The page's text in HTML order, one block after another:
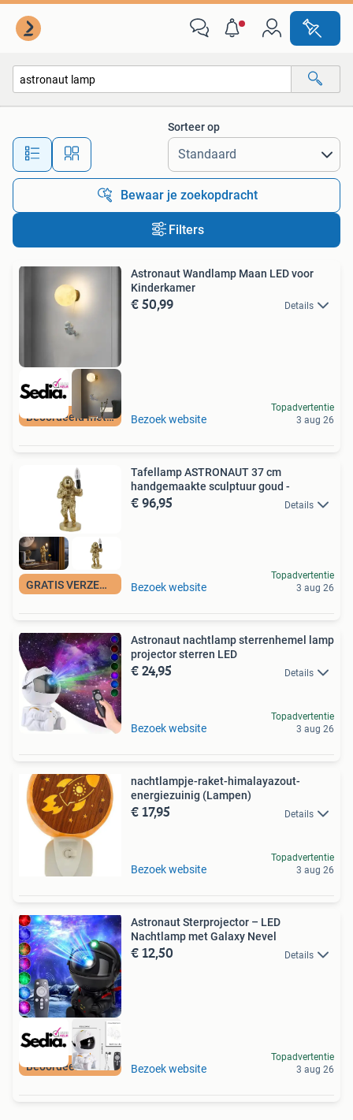
Alle afstanden…
Sorteer op
Bewaar je zoekopdracht
Filters
Beoordeeld met 9+
Astronaut Wandlamp Maan LED voor
Kinderkamer
€ 50,99 Details
Bezoek website
Topadvertentie
3 aug 26
GRATIS VERZENDING
Tafellamp ASTRONAUT 37 cm
handgemaakte sculptuur goud -
€ 96,95 Details
Bezoek website
Topadvertentie
3 aug 26
Astronaut nachtlamp sterrenhemel lamp
projector sterren LED
€ 24,95 Details
Bezoek website
Topadvertentie
3 aug 26
nachtlampje-raket-himalayazout-
energiezuinig (Lampen)
€ 17,95 Details
Bezoek website
Topadvertentie
3 aug 26
Beoordeeld met 9+
Astronaut Sterprojector – LED
Nachtlamp met Galaxy Nevel
€ 12,50 Details
Bezoek website
Topadvertentie
3 aug 26